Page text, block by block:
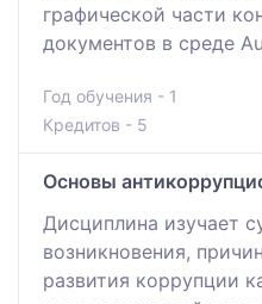
графической части
документов в среде
Год обучения - 1
Кредитов - 5
Основы
Дисциплина изучает
возникновения,
развития коррупции